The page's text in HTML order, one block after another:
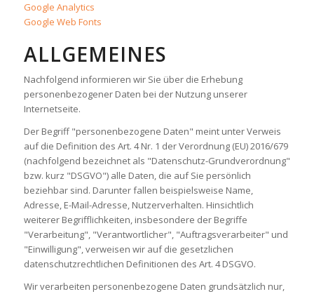
Google Analytics
Google Web Fonts
ALLGEMEINES
Nachfolgend informieren wir Sie über die Erhebung
personenbezogener Daten bei der Nutzung unserer
Internetseite.
Der Begriff "personenbezogene Daten" meint unter Verweis
auf die Definition des Art. 4 Nr. 1 der Verordnung (EU) 2016/679
(nachfolgend bezeichnet als "Datenschutz-Grundverordnung"
bzw. kurz "DSGVO") alle Daten, die auf Sie persönlich
beziehbar sind. Darunter fallen beispielsweise Name,
Adresse, E-Mail-Adresse, Nutzerverhalten. Hinsichtlich
weiterer Begrifflichkeiten, insbesondere der Begriffe
"Verarbeitung", "Verantwortlicher", "Auftragsverarbeiter" und
"Einwilligung", verweisen wir auf die gesetzlichen
datenschutzrechtlichen Definitionen des Art. 4 DSGVO.
Wir verarbeiten personenbezogene Daten grundsätzlich nur,